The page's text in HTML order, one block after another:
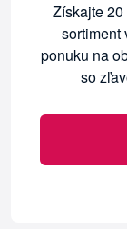
Získajte
sortiment
ponuku na
so